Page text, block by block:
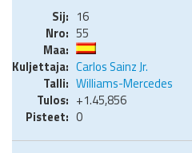
16
55
Carlos Sainz Jr.
Williams-Mercedes
+1.45,856
0